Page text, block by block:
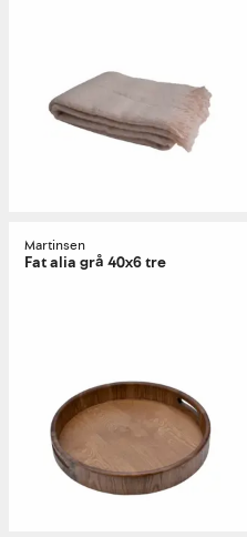
Martinsen
Fat alia grå 40x6 tre